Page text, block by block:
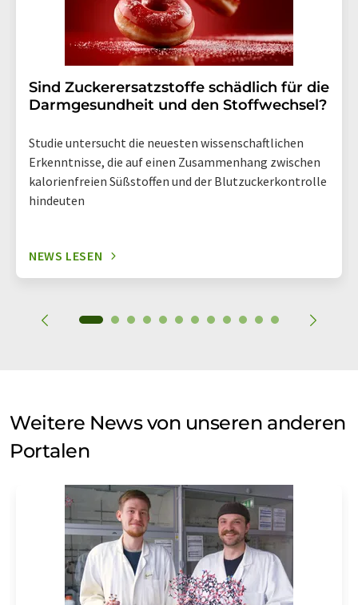
Sind Zuckerersatzstoffe schädlich für die
Darmgesundheit und den Stoffwechsel?
Studie untersucht die neuesten wissenschaftlichen
Erkenntnisse, die auf einen Zusammenhang zwischen
kalorienfreien Süßstoffen und der Blutzuckerkontrolle
hindeuten
NEWS LESEN
Weitere News von unseren anderen
Portalen